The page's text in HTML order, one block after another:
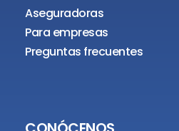
Aseguradoras
Para empresas
Preguntas frecuentes